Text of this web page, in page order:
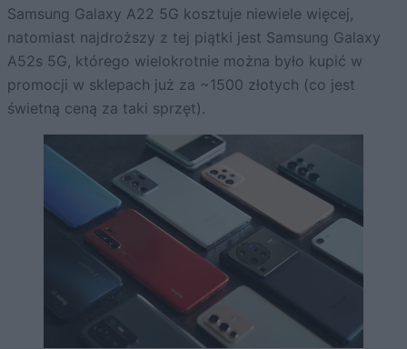
Samsung Galaxy A22 5G kosztuje niewiele więcej,
natomiast najdroższy z tej piątki jest Samsung Galaxy
A52s 5G, którego wielokrotnie można było kupić w
promocji w sklepach już za ~1500 złotych (co jest
świetną ceną za taki sprzęt).